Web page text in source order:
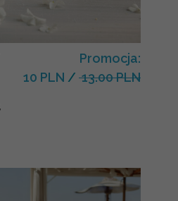
Promocja:
10 PLN / 13.00 PLN